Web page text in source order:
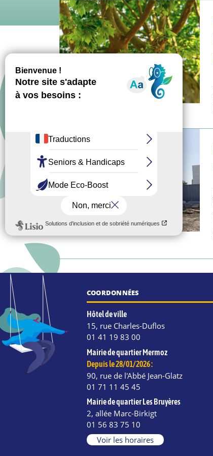
JEU. 11 SEPTEMBRE 2025
PHOTOS JUILLET 2025
COORDONNÉES
Hôtel de ville
15, rue Charles-Duflos
01 41 19 83 00
Mairie de quartier Mermoz
Depuis le 28/01/2026 :
90, rue de l'Abbé Jean-Glatz
01 71 11 45 45
Mairie de quartier Les Bruyères
2, allée Marc-Birkigt
01 56 83 75 10
Voir les horaires